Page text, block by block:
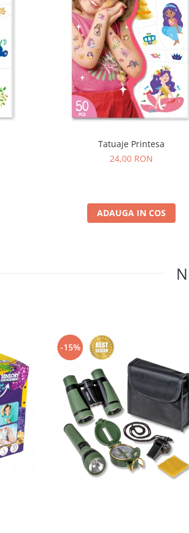
Tatuaje Printesa
24,00 RON
ADAUGA IN COS
-15%